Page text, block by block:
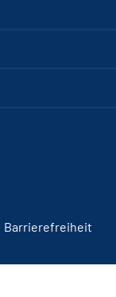
Barrierefreiheit